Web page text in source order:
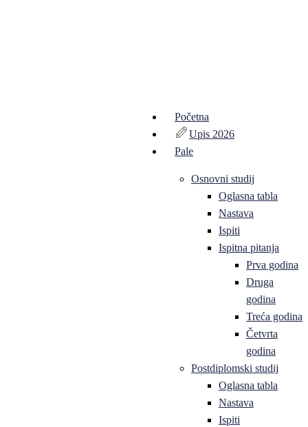
Početna
Upis 2026
Pale
Osnovni studij
Oglasna tabla
Nastava
Ispiti
Ispitna pitanja
Prva godina
Druga
godina
Treća godina
Četvrta
godina
Postdiplomski studij
Oglasna tabla
Nastava
Ispiti